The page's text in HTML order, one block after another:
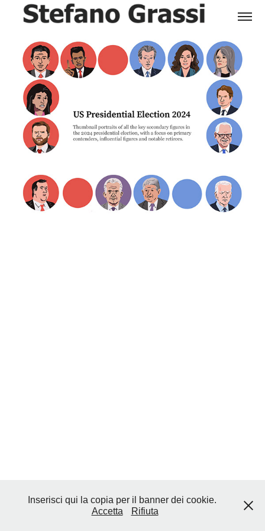
Inserisci qui la copia per il banner dei cookie.
Accetta
Rifiuta